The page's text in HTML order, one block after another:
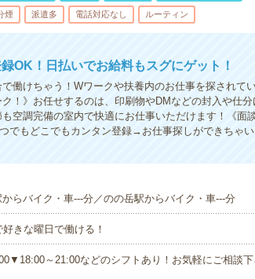
煙 派遣多 電話対応なし ルーティン
OK！日払いでお給料もスグにゲット！
働けちゃう！Wワークや扶養内のお仕事を探されて
！》お任せするのは、印刷物やDMなどの封入や仕分
空調完備の室内で快適にお仕事いただけます！《面
でもどこでもカンタン登録→お仕事探しができちゃい
らバイク・車---分／のの岳駅からバイク・車---分
きな曜日で働ける！
～21:00などのシフトあり！お気軽にご相談下